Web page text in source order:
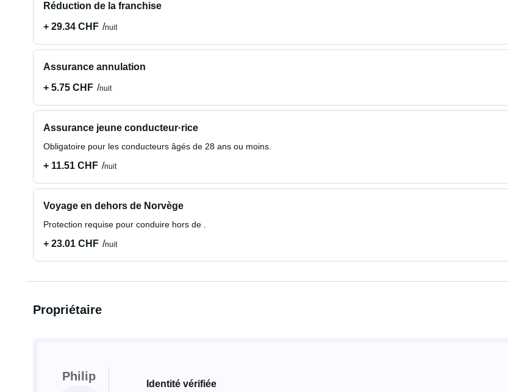
Réduction de la franchise
+ 29.34 CHF
nuit
Assurance annulation
+ 5.75 CHF
nuit
Assurance jeune conducteur·rice
Obligatoire pour les conducteurs âgés de 28 ans ou moins.
+ 11.51 CHF nuit
Voyage en dehors de Norvège
Protection requise pour conduire hors de .
+ 23.01 CHF nuit
Propriétaire
Philip
Identité vérifiée